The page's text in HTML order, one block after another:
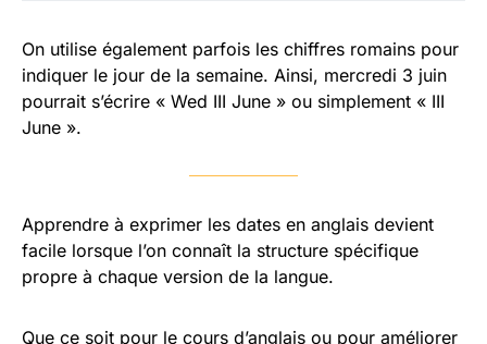
On utilise également parfois les chiffres romains pour
indiquer le jour de la semaine. Ainsi, mercredi 3 juin
pourrait s’écrire « Wed III June » ou simplement « III
June ».
Apprendre à exprimer les dates en anglais devient
facile lorsque l’on connaît la structure spécifique
propre à chaque version de la langue.
Que ce soit pour le cours d’anglais ou pour améliorer